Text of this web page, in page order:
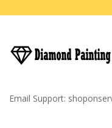
Email Support: